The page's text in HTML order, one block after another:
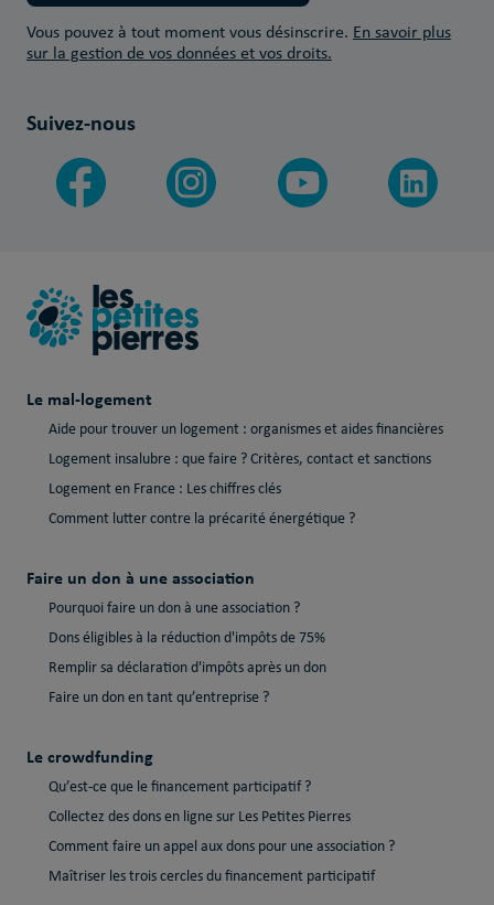
Vous pouvez à tout moment vous désinscrire. En savoir plus
sur la gestion de vos données et vos droits.
Suivez-nous
Le mal-logement
Aide pour trouver un logement : organismes et aides financières
Logement insalubre : que faire ? Critères, contact et sanctions
Logement en France : Les chiffres clés
Comment lutter contre la précarité énergétique ?
Faire un don à une association
Pourquoi faire un don à une association ?
Dons éligibles à la réduction d'impôts de 75%
Remplir sa déclaration d'impôts après un don
Faire un don en tant qu’entreprise ?
Le crowdfunding
Qu’est-ce que le financement participatif ?
Collectez des dons en ligne sur Les Petites Pierres
Comment faire un appel aux dons pour une association ?
Maîtriser les trois cercles du financement participatif